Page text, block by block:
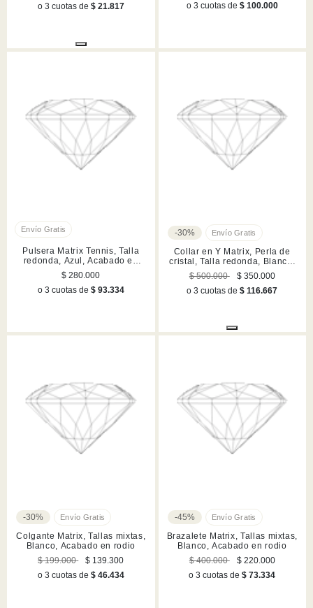
o 3 cuotas de $ 21.817
o 3 cuotas de $ 100.000
Pulsera Matrix Tennis, Talla
redonda, Azul, Acabado en
rodio
$ 280.000
o 3 cuotas de $ 93.334
-30%
Collar en Y Matrix, Perla de
cristal, Talla redonda, Blanco,
Acabado en rodio
$ 500.000
$ 350.000
o 3 cuotas de$ 116.667
-30%
Colgante Matrix, Tallas mixtas,
Blanco, Acabado en rodio
$ 199.000
$ 139.300
o 3 cuotas de $ 46.434
-45%
Brazalete Matrix, Tallas mixtas,
Blanco, Acabado en rodio
$ 400.000
$ 220.000
o 3 cuotas de$ 73.334